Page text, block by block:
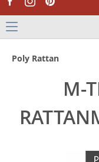
Poly Rattan
M-